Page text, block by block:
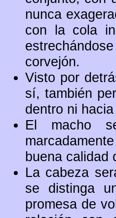
nunca
con la cola
corvejón.
Visto por
sí, también
dentro ni
El macho
buena calidad
La cabeza
se distinga
promesa de